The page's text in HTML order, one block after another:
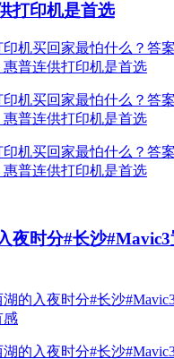
打印机是首选
夜时分#长沙